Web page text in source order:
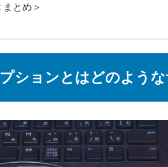
まとめ＞
ションとはどのよう